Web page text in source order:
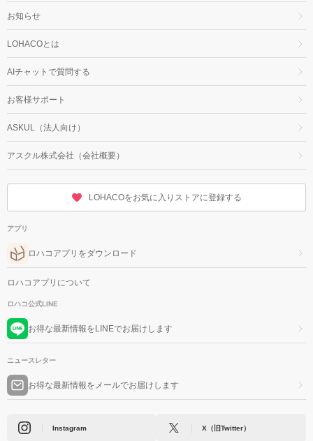
お知らせ
LOHACOとは
AIチャットで質問する
お客様サポート
ASKUL（法人向け）
アスクル株式会社（会社概要）
LOHACOをお気に入りストアに登録する
アプリ
ロハコアプリをダウンロード
ロハコアプリについて
ロハコ公式LINE
お得な最新情報をLINEでお届けします
ニュースレター
お得な最新情報をメールでお届けします
Instagram X（旧Twitter）